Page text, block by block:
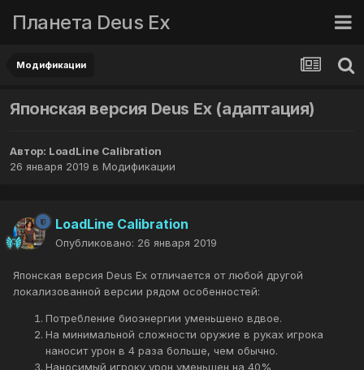
Планета Deus Ex
Модификации
Японская версия Deus Ex (адаптация)
Автор: LoadLine Calibration
26 января 2019 в Модификации
LoadLine Calibration
Опубликовано: 26 января 2019
Японская версия Deus Ex отличается от любой другой
локализованной версии рядом особенностей:
Потребление биоэнергии уменьшено вдвое.
На минимальной сложности оружие в руках игрока
наносит урон в 4 раза больше, чем обычно.
Наносимый игроку урон уменьшен на 40%